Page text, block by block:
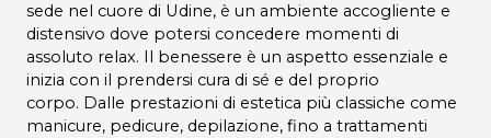
sede nel cuore di Udine, è un ambiente accogliente e
distensivo dove potersi concedere momenti di
assoluto relax. Il benessere è un aspetto essenziale e
inizia con il prendersi cura di sé e del proprio
corpo. Dalle prestazioni di estetica più classiche come
manicure, pedicure, depilazione, fino a trattamenti